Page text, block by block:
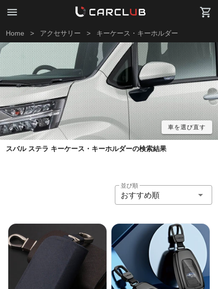
Home > アクセサリー > キーケース・キーホルダー
車を選び直す
スバル ステラ キーケース・キーホルダーの検索結果
並び順
おすすめ順